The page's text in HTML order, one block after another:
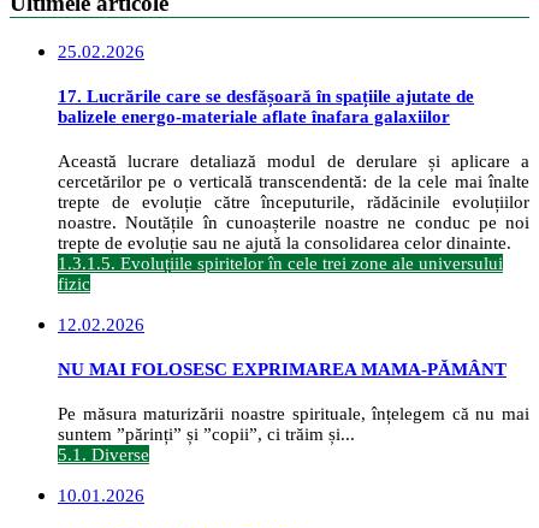
25.02.2026
17. Lucrările care se desfășoară în spațiile ajutate de
balizele energo-materiale aflate înafara galaxiilor
Această lucrare detaliază modul de derulare și aplicare a
cercetărilor pe o verticală transcendentă: de la cele mai înalte
trepte de evoluție către începuturile, rădăcinile evoluțiilor
noastre. Noutățile în cunoașterile noastre ne conduc pe noi
trepte de evoluție sau ne ajută la consolidarea celor dinainte.
1.3.1.5. Evoluțiile spiritelor în cele trei zone ale universului
fizic
12.02.2026
NU MAI FOLOSESC EXPRIMAREA MAMA-PĂMÂNT
Pe măsura maturizării noastre spirituale, înțelegem că nu mai
suntem ”părinți” și ”copii”, ci trăim și...
5.1. Diverse
10.01.2026